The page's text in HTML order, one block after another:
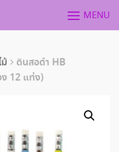
MENU
ดินสอดำ HB
12 แท่ง)